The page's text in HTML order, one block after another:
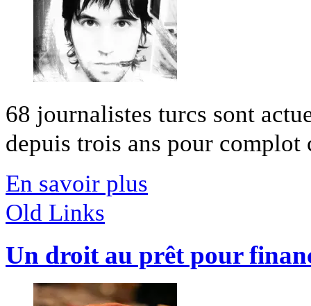
68 journalistes turcs sont
depuis trois ans pour complot
En savoir plus
Old Links
Un droit au prêt pour